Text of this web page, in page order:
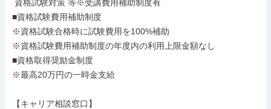
■資格試験費用補助制度
※資格試験合格時に試験費用を100%補助
※資格試験費用補助制度の年度内の利用上限金額なし
■資格取得奨励金制度
※最高20万円の一時金支給
【キャリア相談窓口】